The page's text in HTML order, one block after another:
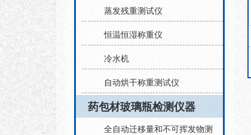
蒸发残重测试仪
恒温恒湿称重仪
冷水机
自动烘干称重测试仪
药包材玻璃瓶检测仪器
全自动迁移量和不可挥发物测